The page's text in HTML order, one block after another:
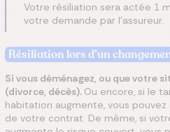
Votre résiliation sera actée 1
votre demande par l'assureur.
Résiliation lors d’un
Si vous déménagez, ou que votre
(divorce, décès). Ou encore, si le
habitation augmente, vous
de votre contrat. De même, si